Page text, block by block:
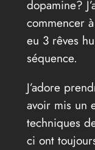
dopamine?
commencer
eu 3 rêves
séquence.
J’adore
avoir mis un
techniques
ci ont